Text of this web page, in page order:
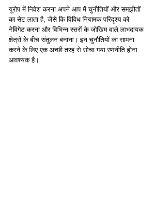
यूरोप में निवेश करना अपने आप में चुनौतियों और समझौतों
का सेट लाता है, जैसे कि विविध नियामक परिदृश्य को
नेविगेट करना और विभिन्न स्तरों के जोखिम वाले लाभदायक
क्षेत्रों के बीच संतुलन बनाना। इन चुनौतियों का सामना
करने के लिए एक अच्छी तरह से सोचा गया रणनीति होना
आवश्यक है।